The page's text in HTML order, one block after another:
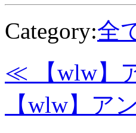
Category:全
≪ 【wlw】
【wlw】ア